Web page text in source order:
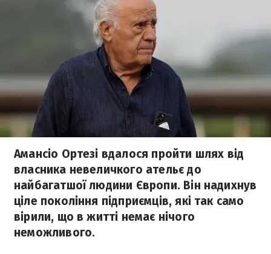
Амансіо Ортезі вдалося пройти шлях від
власника невеличкого ательє до
найбагатшої людини Європи. Він надихнув
ціле покоління підприємців, які так само
вірили, що в житті немає нічого
неможливого.